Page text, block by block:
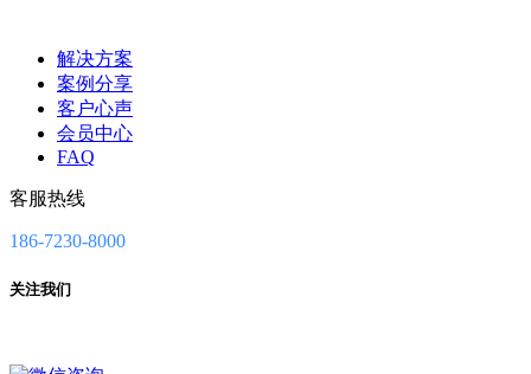
解决方案
案例分享
客户心声
会员中心
FAQ
客服热线
186-7230-8000
关注我们